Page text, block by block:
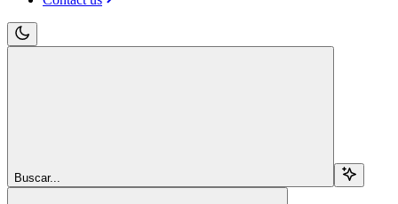
Buscar...